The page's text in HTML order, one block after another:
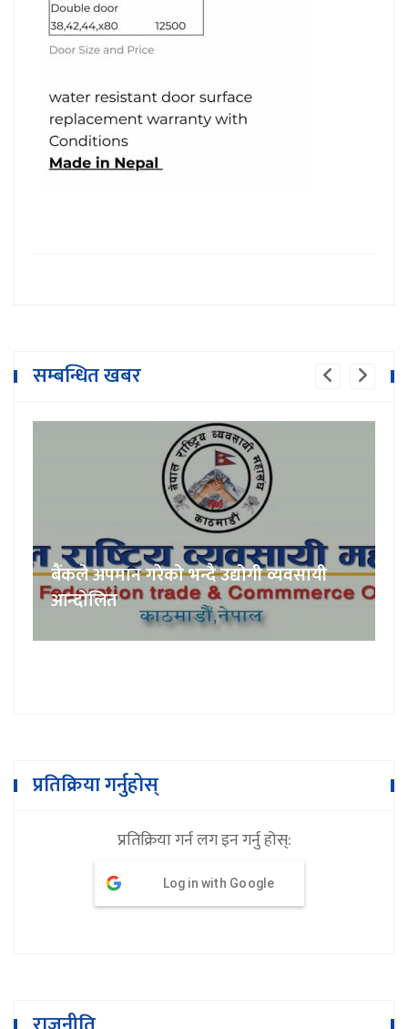
सम्बन्धित खबर
बैंकले अपमान गरेको भन्दै उद्योगी व्यवसायी
आन्दोलित
प्रतिक्रिया गर्नुहोस्
प्रतिक्रिया गर्न लग इन गर्नु होस्:
Log in with Google